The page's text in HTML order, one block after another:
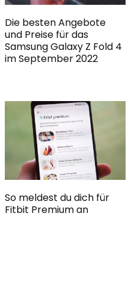
Die besten Angebote
und Preise für das
Samsung Galaxy Z Fold 4
im September 2022
So meldest du dich für
Fitbit Premium an